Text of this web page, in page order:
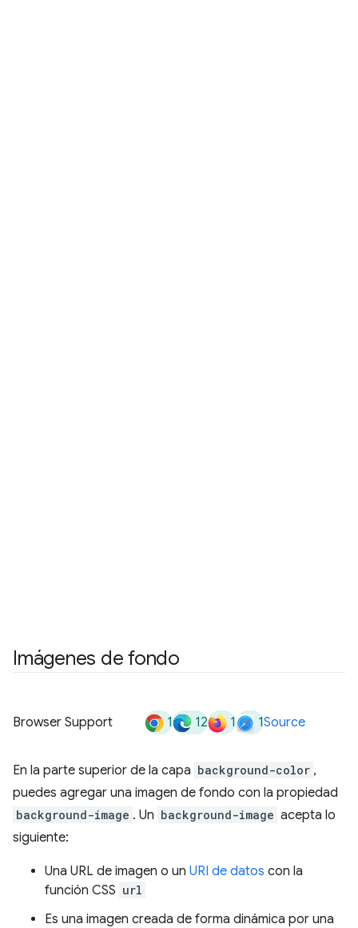
Imágenes de fondo
Browser Support 1 12 1 1Source
En la parte superior de la capa background-color ,
puedes agregar una imagen de fondo con la propiedad
background-image . Un background-image acepta lo
siguiente:
Una URL de imagen o un URI de datos con la
función CSS url
Es una imagen creada de forma dinámica por una